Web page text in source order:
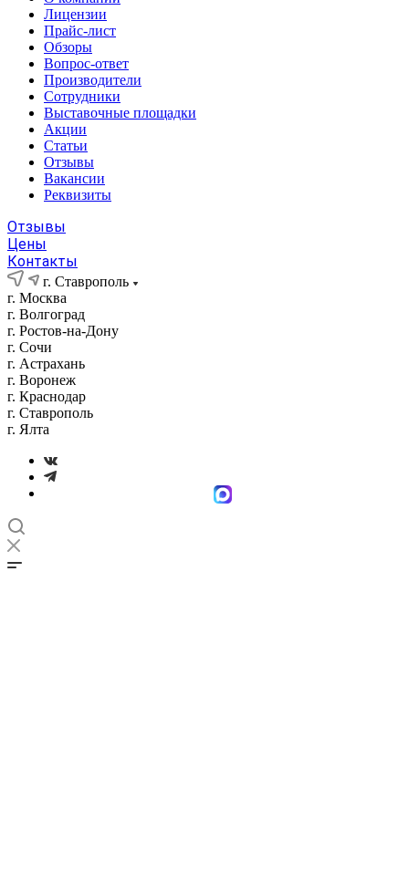
Лицензии
Прайс-лист
Обзоры
Вопрос-ответ
Производители
Сотрудники
Выставочные площадки
Акции
Статьи
Отзывы
Вакансии
Реквизиты
Отзывы
Цены
Контакты
г. Ставрополь
г. Москва
г. Волгоград
г. Ростов-на-Дону
г. Сочи
г. Астрахань
г. Воронеж
г. Краснодар
г. Ставрополь
г. Ялта